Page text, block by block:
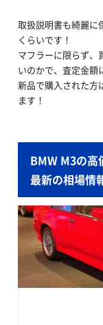
取扱説明書も綺麗に
くらいです！
マフラーに限らず、
いのかで、査定金額
新品で購入された方
ます！
BMW M3の高
最新の相場情